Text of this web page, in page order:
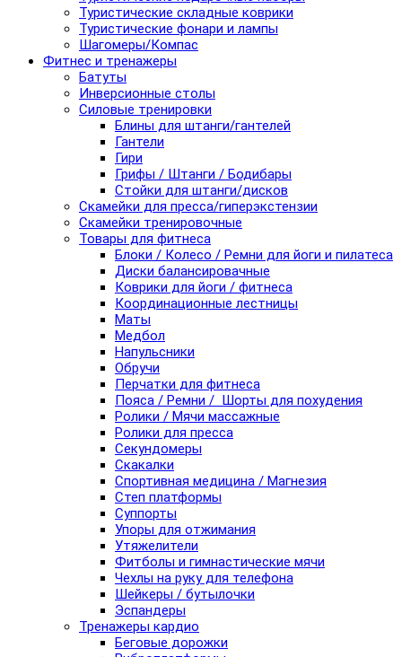
Туристические складные коврики
Туристические фонари и лампы
Шагомеры/Компас
Фитнес и тренажеры
Батуты
Инверсионные столы
Силовые тренировки
Блины для штанги/гантелей
Гантели
Гири
Грифы / Штанги / Бодибары
Стойки для штанги/дисков
Скамейки для пресса/гиперэкстензии
Скамейки тренировочные
Товары для фитнеса
Блоки / Колесо / Ремни для йоги и пилатеса
Диски балансировачные
Коврики для йоги / фитнеса
Координационные лестницы
Маты
Медбол
Напульсники
Обручи
Перчатки для фитнеса
Пояса / Ремни / Шорты для похудения
Ролики / Мячи массажные
Ролики для пресса
Секундомеры
Скакалки
Спортивная медицина / Магнезия
Степ платформы
Суппорты
Упоры для отжимания
Утяжелители
Фитболы и гимнастические мячи
Чехлы на руку для телефона
Шейкеры / бутылочки
Эспандеры
Тренажеры кардио
Беговые дорожки